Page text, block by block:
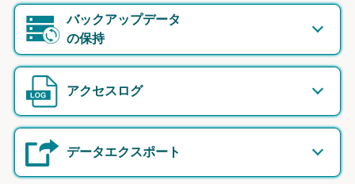
バックアップデータ
の保持
アクセスログ
データエクスポート